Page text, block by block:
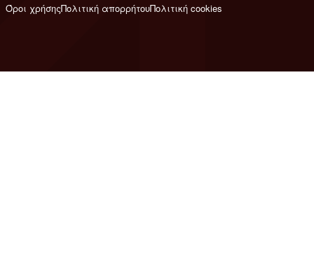
Όροι χρήσηςΠολιτική απορρήτουΠολιτική cookies